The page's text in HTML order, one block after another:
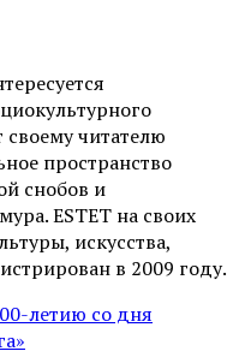
читателю
пространство
снобов и
ESTET на своих
искусства,
в 2009 году.
летию со дня